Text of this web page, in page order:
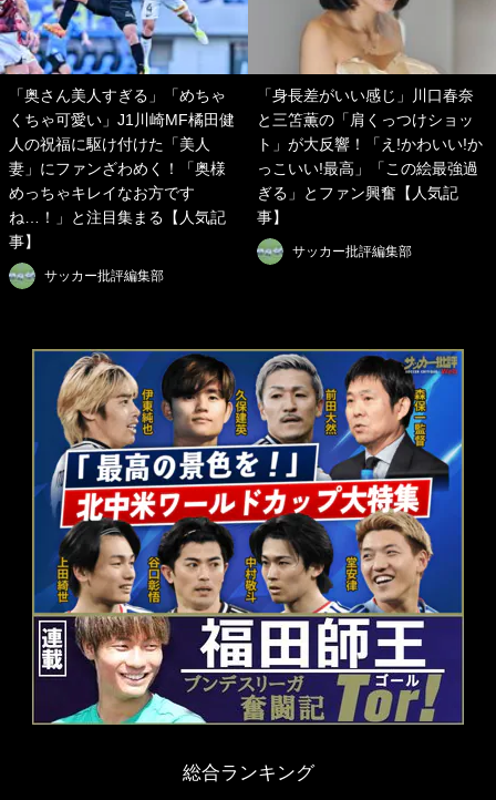
「奥さん美人すぎる」「めちゃ
くちゃ可愛い」J1川崎MF橘田健
人の祝福に駆け付けた「美人
妻」にファンざわめく！「奥様
めっちゃキレイなお方です
ね…！」と注目集まる【人気記
事】
サッカー批評編集部
「身長差がいい感じ」川口春奈
と三笘薫の「肩くっつけショッ
ト」が大反響！「え!かわいい!か
っこいい!最高」「この絵最強過
ぎる」とファン興奮【人気記
事】
サッカー批評編集部
総合ランキング